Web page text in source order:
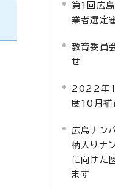
第1回広
業者選定
教育委員
せ
2022年
度10月補
広島ナン
柄入りナ
に向けた
ます